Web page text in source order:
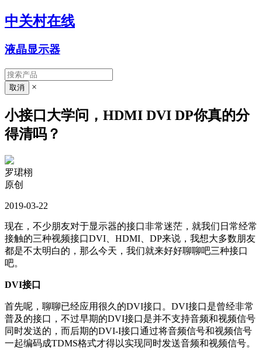
中关村在线
液晶显示器
×
小接口大学问，HDMI DVI DP你真的分
得清吗？
罗珺栩
原创
2019-03-22
现在，不少朋友对于显示器的接口非常迷茫，就我们日常经常
接触的三种视频接口DVI、HDMI、DP来说，我想大多数朋友
都是不太明白的，那么今天，我们就来好好聊聊吧三种接口
吧。
DVI接口
首先呢，聊聊已经应用很久的DVI接口。DVI接口是曾经非常
普及的接口，不过早期的DVI接口是并不支持音频和视频信号
同时发送的，而后期的DVI-I接口通过将音频信号和视频信号
一起编码成TDMS格式才得以实现同时发送音频和视频信号。